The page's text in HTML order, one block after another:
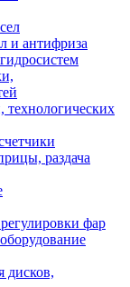
и антифриза
технологических
раздача
фар
дисков,